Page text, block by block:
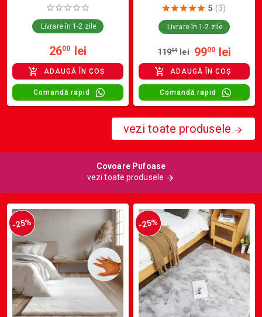
Livrare în 1-2 zile
2600 lei
ADAUGĂ ÎN COȘ
Comandă rapid
5 (3)
Livrare în 1-2 zile
11994 lei 9900 lei
ADAUGĂ ÎN COȘ
Comandă rapid
vezi toate produsele
Covoare Pufoase
vezi toate produsele
-25% -25%